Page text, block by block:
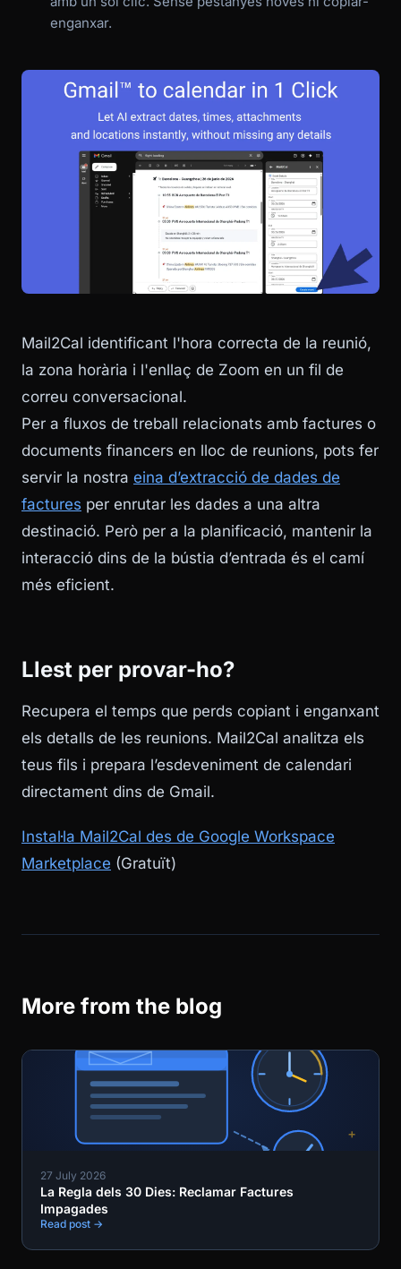
enganxar.
Mail2Cal identificant l'hora correcta de la reunió,
la zona horària i l'enllaç de Zoom en un fil de
correu conversacional.
Per a fluxos de treball relacionats amb factures o
documents financers en lloc de reunions, pots fer
servir la nostra eina d’extracció de dades de
factures per enrutar les dades a una altra
destinació. Però per a la planificació, mantenir la
interacció dins de la bústia d’entrada és el camí
més eficient.
Llest per provar-ho?
Recupera el temps que perds copiant i enganxant
els detalls de les reunions. Mail2Cal analitza els
teus fils i prepara l’esdeveniment de calendari
directament dins de Gmail.
Instal·la Mail2Cal des de Google Workspace
Marketplace (Gratuït)
More from the blog
27 July 2026
La Regla dels 30 Dies: Reclamar Factures
Impagades
Read post →